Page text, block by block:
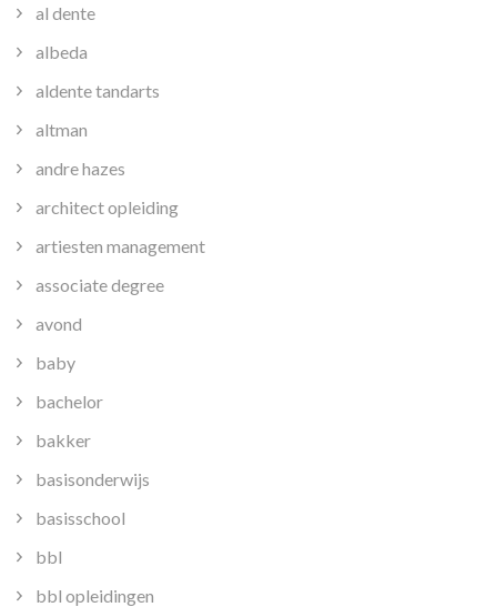
al dente
albeda
aldente tandarts
altman
andre hazes
architect opleiding
artiesten management
associate degree
avond
baby
bachelor
bakker
basisonderwijs
basisschool
bbl
bbl opleidingen